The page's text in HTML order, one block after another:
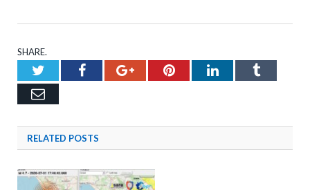
SHARE.
TwitterFacebookGoogle+PinterestLinkedInTumblr
Email
RELATED POSTS